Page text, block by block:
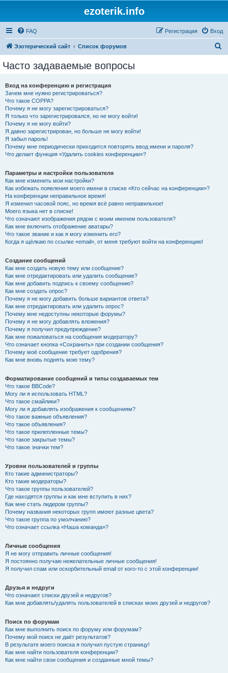
ezoterik.info
FAQ Вход
Регистрация
Эзотерический сайт Список форумов
Часто задаваемые вопросы
Вход на конференцию и регистрация
Зачем мне нужно регистрироваться?
Что такое COPPA?
Почему я не могу зарегистрироваться?
Я только что зарегистрировался, но не могу войти!
Почему я не могу войти?
Я давно зарегистрирован, но больше не могу войти!
Я забыл пароль!
Почему мне периодически приходится повторять ввод имени и пароля?
Что делает функция «Удалить cookies конференции»?
Параметры и настройки пользователя
Как мне изменить мои настройки?
Как избежать появления моего имени в списке «Кто сейчас на конференции»?
На конференции неправильное время!
Я изменил часовой пояс, но время всё равно неправильное!
Моего языка нет в списке!
Что означают изображения рядом с моим именем пользователя?
Как мне включить отображение аватары?
Что такое звание и как я могу изменить его?
Когда я щёлкаю по ссылке «email», от меня требуют войти на конференцию!
Создание сообщений
Как мне создать новую тему или сообщение?
Как мне отредактировать или удалить сообщение?
Как мне добавить подпись к своему сообщению?
Как мне создать опрос?
Почему я не могу добавить больше вариантов ответа?
Как мне отредактировать или удалить опрос?
Почему мне недоступны некоторые форумы?
Почему я не могу добавлять вложения?
Почему я получил предупреждение?
Как мне пожаловаться на сообщения модератору?
Что означает кнопка «Сохранить» при создании сообщения?
Почему моё сообщение требует одобрения?
Как мне вновь поднять мою тему?
Форматирование сообщений и типы создаваемых тем
Что такое BBCode?
Могу ли я использовать HTML?
Что такое смайлики?
Могу ли я добавлять изображения к сообщениям?
Что такое важные объявления?
Что такое объявления?
Что такое прилепленные темы?
Что такое закрытые темы?
Что такое значки тем?
Уровни пользователей и группы
Кто такие администраторы?
Кто такие модераторы?
Что такое группы пользователей?
Где находятся группы и как мне вступить в них?
Как мне стать лидером группы?
Почему названия некоторых групп имеют разные цвета?
Что такое группа по умолчанию?
Что означает ссылка «Наша команда»?
Личные сообщения
Я не могу отправить личные сообщения!
Я постоянно получаю нежелательные личные сообщения!
Я получил спам или оскорбительный email от кого-то с этой конференции!
Друзья и недруги
Что означают списки друзей и недругов?
Как мне добавлять/удалять пользователей в списках моих друзей и недругов?
Поиск по форумам
Как мне выполнить поиск по форуму или форумам?
Почему мой поиск не даёт результатов?
В результате моего поиска я получил пустую страницу!
Как мне найти пользователя конференции?
Как мне найти свои сообщения и созданные мной темы?